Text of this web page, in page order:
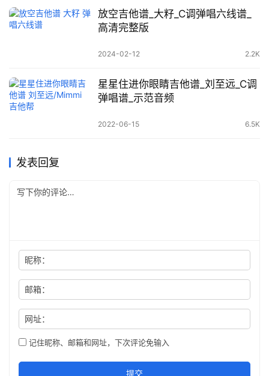
放空吉他谱_大籽_C调弹唱六线谱_
高清完整版
2024-02-12 2.2K
星星住进你眼睛吉他谱_刘至远_C调
弹唱谱_示范音频
2022-06-15 6.5K
发表回复
昵称：
邮箱：
网址：
记住昵称、邮箱和网址，下次评论免输入
提交